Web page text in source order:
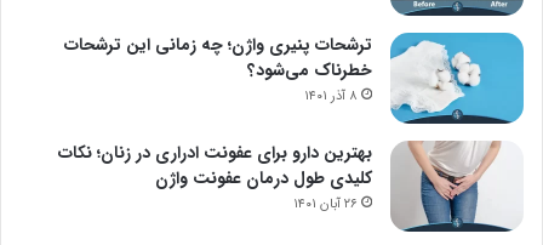
ترشحات پنیری واژن؛ چه زمانی این ترشحات
خطرناک می‌شود؟
۸ آذر ۱۴۰۱
بهترین دارو برای عفونت ادراری در زنان؛ نکات
کلیدی طول درمان عفونت واژن
۲۶ آبان ۱۴۰۱